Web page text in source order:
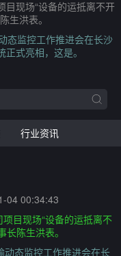
目现场“设备的运抵离不开
生洪表。
态监控工作推进会在长沙
式亮相，这是。
行业资讯
04 00:34:43
目现场“设备的运抵离不
陈生洪表。
态监控工作推进会在长